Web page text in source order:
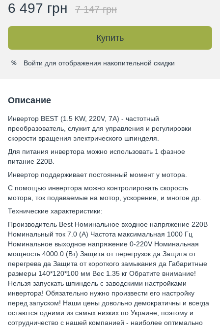
6 497 грн 7 147 грн
Купить
% Войти для отображения накопительной скидки
Описание
Инвертор BEST (1.5 KW, 220V, 7А) - частотный
преобразователь, служит для управления и регулировки
скорости вращения электрического шпинделя.
Для питания инвертора можно использовать 1 фазное
питание 220В.
Инвертор поддерживает постоянный момент у мотора.
С помощью инвертора можно контролировать скорость
мотора, ток подаваемые на мотор, ускорение, и многое др.
Технические характеристики:
Производитель Best Номинальное входное напряжение 220В
Номинальный ток 7.0 (А) Частота максимальная 1000 Гц
Номинальное выходное напряжение 0-220V Номинальная
мощность 4000.0 (Вт) Защита от перегрузок да Защита от
перегрева да Защита от короткого замыкания да Габаритные
размеры 140*120*100 мм Вес 1.35 кг Обратите внимание!
Нельзя запускать шпиндель с заводскими настройками
инвертора! Обязательно нужно произвести его настройку
перед запуском! Наши цены довольно демократичны и всегда
остаются одними из самых низких по Украине, поэтому и
сотрудничество с нашей компанией - наиболее оптимально